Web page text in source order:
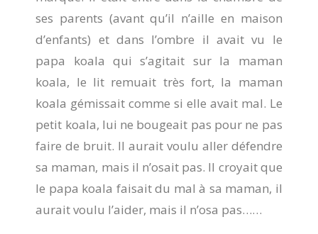
ses parents (avant qu’il n’aille en maison
d’enfants) et dans l’ombre il avait vu le
papa koala qui s’agitait sur la maman
koala, le lit remuait très fort, la maman
koala gémissait comme si elle avait mal. Le
petit koala, lui ne bougeait pas pour ne pas
faire de bruit. Il aurait voulu aller défendre
sa maman, mais il n’osait pas. Il croyait que
le papa koala faisait du mal à sa maman, il
aurait voulu l’aider, mais il n’osa pas……